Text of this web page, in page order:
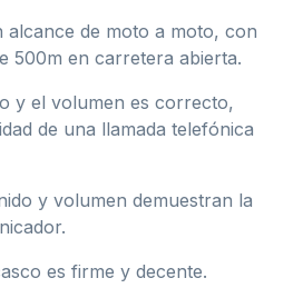
alcance de moto a moto, con
500m en carretera abierta.
y el volumen es correcto,
de una llamada telefónica
y volumen demuestran la
es firme y decente.